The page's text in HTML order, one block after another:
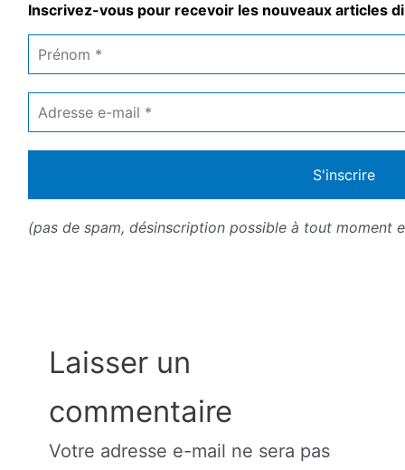
Inscrivez-vous pour recevoir les nouveaux articles
e-
mail
*
(pas de spam, désinscription possible à tout moment
Laisser un
commentaire
Votre adresse e-mail ne sera pas